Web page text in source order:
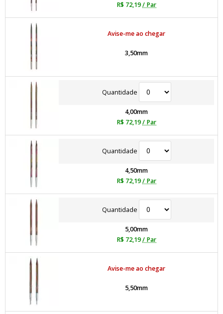
R$ 72,19/ Par
Avise-me ao chegar
3,50mm
Quantidade
4,00mm
R$ 72,19/ Par
Quantidade
4,50mm
R$ 72,19/ Par
Quantidade
5,00mm
R$ 72,19/ Par
Avise-me ao chegar
5,50mm